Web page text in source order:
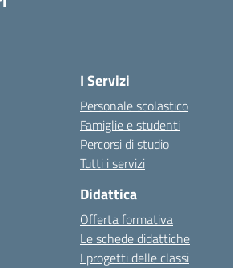
I Servizi
Personale scolastico
Famiglie e studenti
Percorsi di studio
Tutti i servizi
Didattica
Offerta formativa
Le schede didattiche
I progetti delle classi